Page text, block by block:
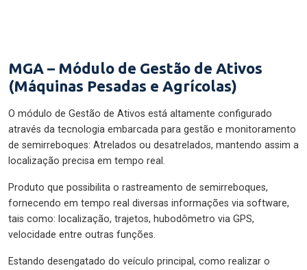
MGA – Módulo de Gestão de Ativos
(Máquinas Pesadas e Agrícolas)
O módulo de Gestão de Ativos está altamente configurado
através da tecnologia embarcada para gestão e monitoramento
de semirreboques: Atrelados ou desatrelados, mantendo assim a
localização precisa em tempo real.
Produto que possibilita o rastreamento de semirreboques,
fornecendo em tempo real diversas informações via software,
tais como: localização, trajetos, hubodômetro via GPS,
velocidade entre outras funções.
Estando desengatado do veículo principal, como realizar o